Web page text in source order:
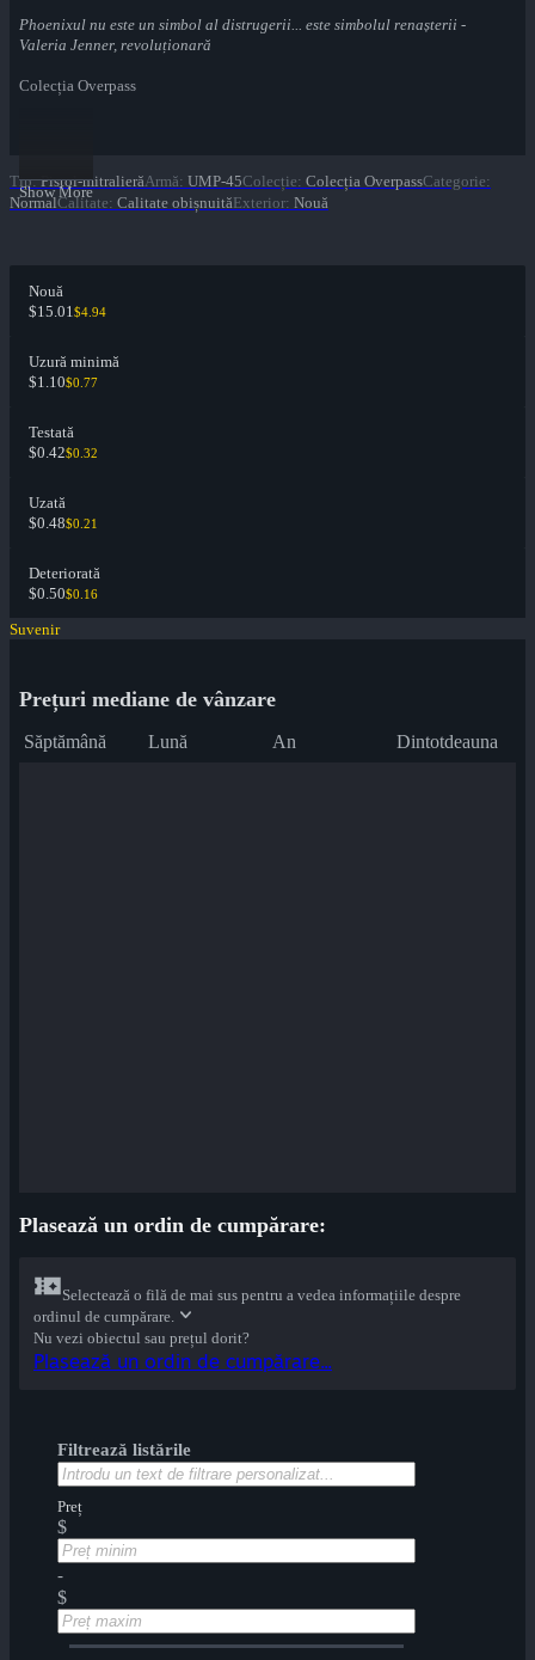
Phoenixul nu este un simbol al distrugerii... este simbolul renașterii -
Valeria Jenner, revoluționară
Colecția Overpass
Show More
Tip: Pistol-mitralierăArmă: UMP-45Colecție: Colecția OverpassCategorie:
NormalCalitate: Calitate obișnuităExterior: Nouă
Nouă
$15.01$4.94
Uzură minimă
$1.10$0.77
Testată
$0.42$0.32
Uzată
$0.48$0.21
Deteriorată
$0.50$0.16
Suvenir
Prețuri mediane de vânzare
Săptămână Lună An Dintotdeauna
Plasează un ordin de cumpărare:
Selectează o filă de mai sus pentru a vedea informațiile despre
ordinul de cumpărare.
Nu vezi obiectul sau prețul dorit?
Plasează un ordin de cumpărare...
Filtrează listările
Preț
$
-
$